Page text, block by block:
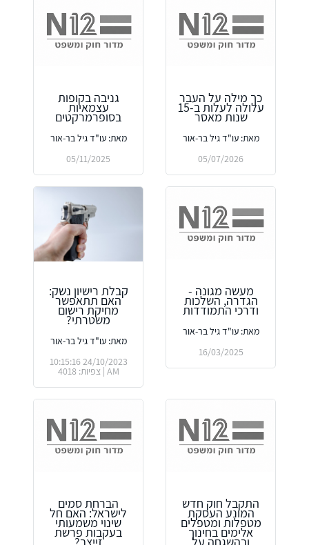
כך מילה על העבר
עלולה לעלות ב-15
שנות מאסר
מאת: עו"ד גיל בר-אור
05/07/2026
גניבה בקופות
עצמאיות
בסופרמרקטים
מאת: עו"ד גיל בר-אור
05/11/2025
מעשה מגונה -
הגדרה, השלכות
ודרכי התמודדות
מאת: עו"ד גיל בר-אור
16/03/2025
קבלת רישיון נשק:
האם תתאפשר
מחיקת רישום
משטרתי?
מאת: עו"ד גיל בר-אור
24/10/2023 10:15:16
AM | צפיות: 4018
התקבל חוק חדש
המונע העסקת
מטפלות ומטפלים
אלימים בחינוך
הברחת סמים
לישראל: האם חל
שינוי משמעותי
בעקבות פרשת